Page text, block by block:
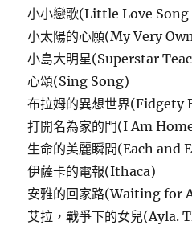
小小戀歌(Little Love Song
小太陽的心願(My Very
小島大明星(Superstar
心頌(Sing Song)
布拉姆的異想世界(Fidgety
打開名為家的門(I Am
生命的美麗瞬間(Each and
伊薩卡的電報(Ithaca)
安雅的回家路(Waiting for
艾拉，戰爭下的女兒(Ayla.